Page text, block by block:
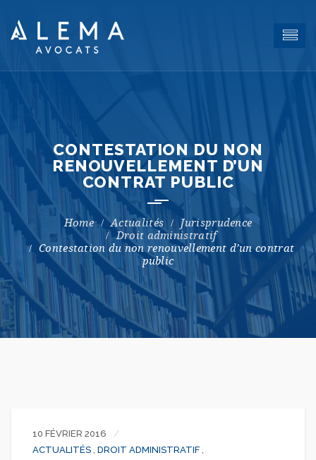
CONTESTATION DU NON
RENOUVELLEMENT D’UN
CONTRAT PUBLIC
Actualités
Jurisprudence
Droit administratif
Contestation du non renouvellement d’un contrat
public
10 FÉVRIER 2016
ACTUALITÉS , DROIT ADMINISTRATIF ,